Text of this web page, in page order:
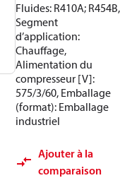
Fluides: R410A; R454B,
Segment
d’application:
Chauffage,
Alimentation du
compresseur [V]:
575/3/60, Emballage
(format): Emballage
industriel
Ajouter à la
comparaison